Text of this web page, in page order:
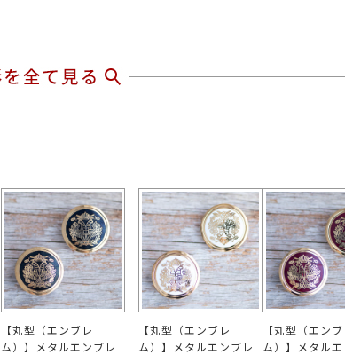
【丸型（エンブレ
ム）】メタルエンブレ
【丸型（エンブレ
ム）】メタルエンブレ
【丸型（エンブ
ム）】メタル